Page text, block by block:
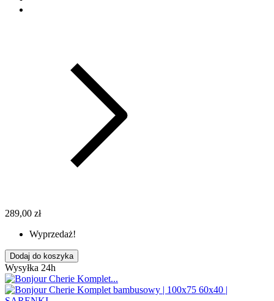
289,00 zł
Wyprzedaż!
Dodaj do koszyka
Wysyłka 24h